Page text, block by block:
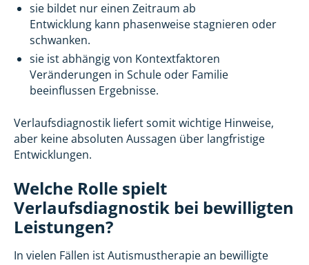
sie bildet nur einen Zeitraum ab
Entwicklung kann phasenweise stagnieren oder
schwanken.
sie ist abhängig von Kontextfaktoren
Veränderungen in Schule oder Familie
beeinflussen Ergebnisse.
Verlaufsdiagnostik liefert somit wichtige Hinweise,
aber keine absoluten Aussagen über langfristige
Entwicklungen.
Welche Rolle spielt
Verlaufsdiagnostik bei bewilligten
Leistungen?
In vielen Fällen ist Autismustherapie an bewilligte